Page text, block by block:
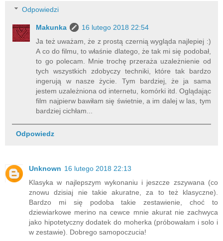
Odpowiedzi
Makunka
16 lutego 2018 22:54
Ja też uważam, że z prostą czernią wygląda najlepiej :)
A co do filmu, to właśnie dlatego, że tak mi się podobał,
to go polecam. Mnie trochę przeraża uzależnienie od
tych wszystkich zdobyczy techniki, które tak bardzo
ingerują w nasze życie. Tym bardziej, że ja sama
jestem uzależniona od internetu, komórki itd. Oglądając
film najpierw bawiłam się świetnie, a im dalej w las, tym
bardziej cichłam...
Odpowiedz
Unknown 16 lutego 2018 22:13
Klasyka w najlepszym wykonaniu i jeszcze zszywana (co
znowu dzisiaj nie takie akuratne, za to też klasyczne).
Bardzo mi się podoba takie zestawienie, choć to
dziewiarkowe merino na cewce mnie akurat nie zachwyca
jako hipotetyczny dodatek do moherka (próbowałam i solo i
w zestawie). Dobrego samopoczucia!